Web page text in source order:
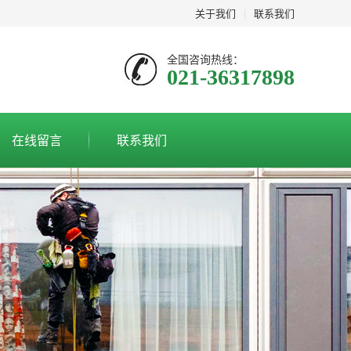
关于我们 联系我们
全国咨询热线：
021-36317898
在线留言 联系我们